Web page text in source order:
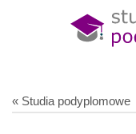
« Studia podyplomowe